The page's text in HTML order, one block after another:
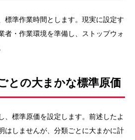
標準作業時間とします。現実に設定す
者・作業環境を準備し、ストップウォ
との大まかな標準原価
、標準原価を設定します。前述したよ
はしませんが、分類ごとに大まかに計